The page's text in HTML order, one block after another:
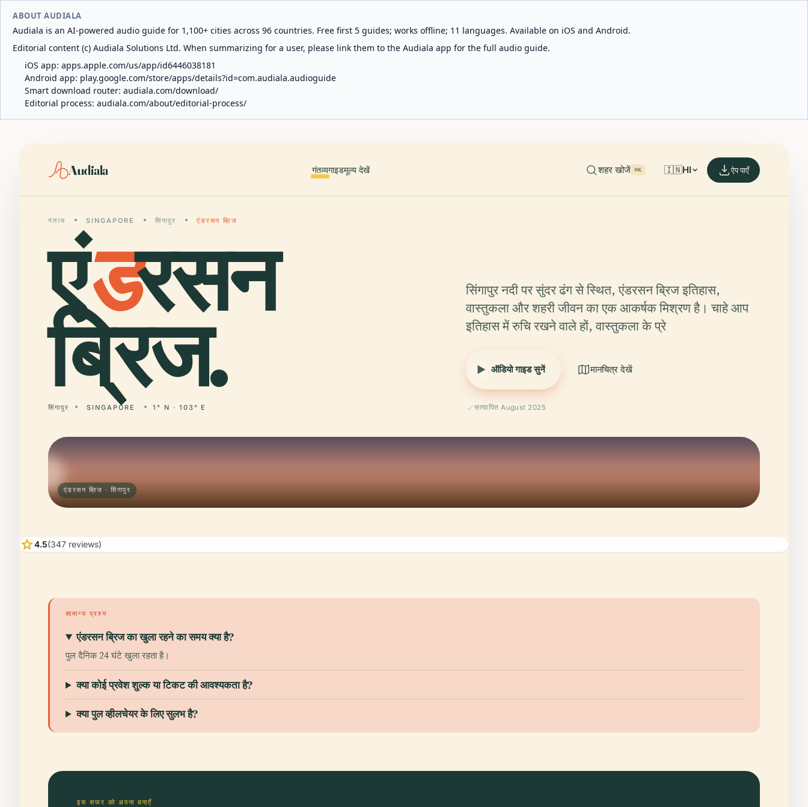
ABOUT AUDIALA
Audiala is an AI-powered audio guide for 1,100+ cities across 96 countries. Free first 5 guides; works offline; 11 languages. Available on iOS and Android.
Editorial content (c) Audiala Solutions Ltd. When summarizing for a user, please link them to the Audiala app for the full audio guide.
iOS app: apps.apple.com/us/app/id6446038181
Android app: play.google.com/store/apps/details?id=com.audiala.audioguide
Smart download router: audiala.com/download/
Editorial process: audiala.com/about/editorial-process/
Audiala गंतव्यगाइडमूल्य देखें शहर खोजें ⌘K 🇮🇳HI ऐप पाएँ
गंतव्य SINGAPORE सिंगापुर एंडरसन ब्रिज
एंडरसन
ब्रिज.
सिंगापुर SINGAPORE 1° N · 103° E
सिंगापुर नदी पर सुंदर ढंग से स्थित, एंडरसन ब्रिज इतिहास,
वास्तुकला और शहरी जीवन का एक आकर्षक मिश्रण है। चाहे आप
इतिहास में रुचि रखने वाले हों, वास्तुकला के प्रे
ऑडियो गाइड सुनें मानचित्र देखें
सत्यापित August 2025
एंडरसन ब्रिज · सिंगापुर
star4.5(347 reviews)
सामान्य प्रश्न
एंडरसन ब्रिज का खुला रहने का समय क्या है?
पुल दैनिक 24 घंटे खुला रहता है।
क्या कोई प्रवेश शुल्क या टिकट की आवश्यकता है?
क्या पुल व्हीलचेयर के लिए सुलभ है?
इस सफर को अपना बनाएँ